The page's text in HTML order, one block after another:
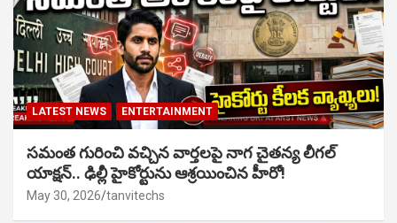
LATEST NEWS ENTERTAINMENT
సమంత గురించి వచ్చిన వార్తలపై నాగ చైతన్య లీగల్
యాక్షన్.. ఢిల్లీ హైకోర్టును ఆశ్రయించిన హీరో!
May 30, 2026 tanvitechs